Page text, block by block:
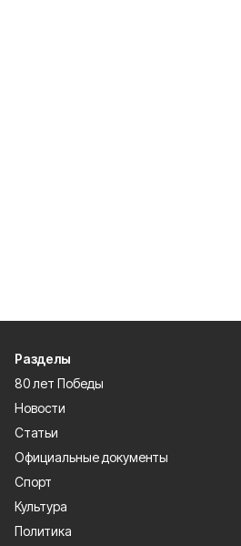
Разделы
80 лет Победы
Новости
Статьи
Официальные документы
Спорт
Культура
Политика